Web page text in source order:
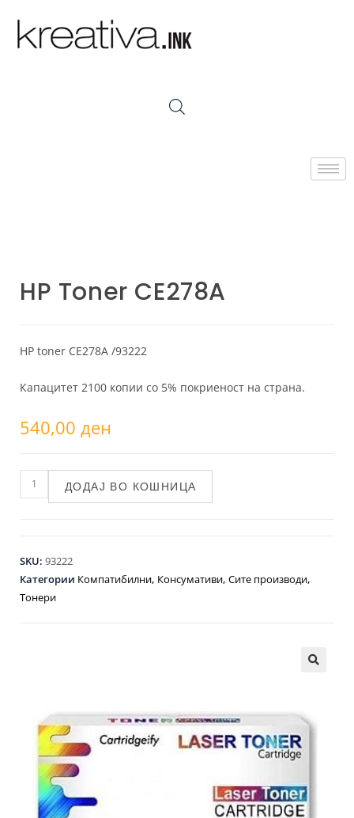
HP Toner CE278A
HP toner CE278A /93222
Капацитет 2100 копии со 5% покриеност на страна.
540,00 ден
ДОДАЈ ВО КОШНИЦА
SKU: 93222
Категории Компатибилни, Консумативи, Сите производи,
Тонери